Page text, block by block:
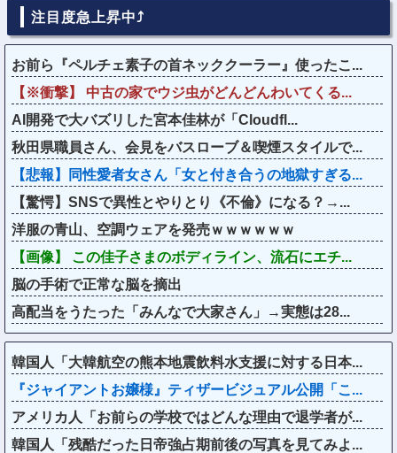
注目度急上昇中⤴
お前ら『ペルチェ素子の首ネッククーラー』使ったこ...
【※衝撃】 中古の家でウジ虫がどんどんわいてくる...
AI開発で大バズリした宮本佳林が「Cloudfl...
秋田県職員さん、会見をバスローブ＆喫煙スタイルで...
【悲報】同性愛者女さん「女と付き合うの地獄すぎる...
【驚愕】SNSで異性とやりとり《不倫》になる？→...
洋服の青山、空調ウェアを発売ｗｗｗｗｗｗ
【画像】 この佳子さまのボディライン、流石にエチ...
脳の手術で正常な脳を摘出
高配当をうたった「みんなで大家さん」→実態は28...
韓国人「大韓航空の熊本地震飲料水支援に対する日本...
『ジャイアントお嬢様』ティザービジュアル公開「こ...
アメリカ人「お前らの学校ではどんな理由で退学者が...
韓国人「残酷だった日帝強占期前後の写真を見てみよ...